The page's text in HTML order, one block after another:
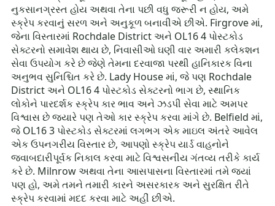
નુકસાનગ્રસ્ત હોય અથવા તેના પછી વધુ જરૂરી ન હોય, અમે
સ્ક્રેપ કરવાનું સરળ અને અનુકૂળ બનાવીએ છીએ. Firgrove માં,
જેના વિસ્તારમાં Rochdale District અને OL16 4 પોસ્ટકોડ
સેક્ટરનો સમાવેશ થાય છે, નિવાસીઓ ઘણી વાર અમારી કલેકશન
સેવા ઉપયોગ કરે છે જેણે તેમના દરવાજા પરથી હાનિકારક વિના
અનુભવ સુનિશ્ચિત કરે છે. Lady House માં, જે પણ Rochdale
District અને OL16 4 પોસ્ટકોડ સેક્ટરનો ભાગ છે, સ્થાનિક
લોકોને પારદર્શક સ્ક્રેપ કાર ભાવ અને ઝડપી સેવા માટે અમપર
વિશ્વાસ છે જયારે પણ તેઓ કાર સ્ક્રેપ કરવા માંગે છે. Belfield માં,
જે OL16 3 પોસ્ટકોડ સેક્ટરમાં લગભગ એક માઇલ અંતરે આવેલ
એક ઉપનગરીય વિસ્તાર છે, આપણો સ્ક્રેપ યાર્ડ વાહનોને
જવાબદારીપૂર્વક નિકાલ કરવા માટે વિશ્વસનીય ગંતવ્ય તરીકે કાર્ય
કરે છે. Milnrow અથવા તેના આસપાસના વિસ્તારમાં તમે જ્યાં
પણ હો, અમે તમને તમારી કારને અસરકારક અને સુરક્ષિત રીતે
સ્ક્રેપ કરવામાં મદદ કરવા માટે અહીં છીએ.